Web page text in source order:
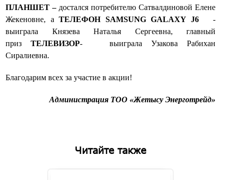
ПЛАНШЕТ –достался потребителю Сатвалдиновой Елене
Жекеновне, аТЕЛЕФОН SAMSUNG GALAXY J6-
выиграла Князева Наталья Сергеевна, главный
призТЕЛЕВИЗОР- выиграла Узакова Рабихан
Сиралиевна.
Благодарим всех за участие в акции!
Администрация ТОО «Жетысу Энерготрейд»
Читайте также